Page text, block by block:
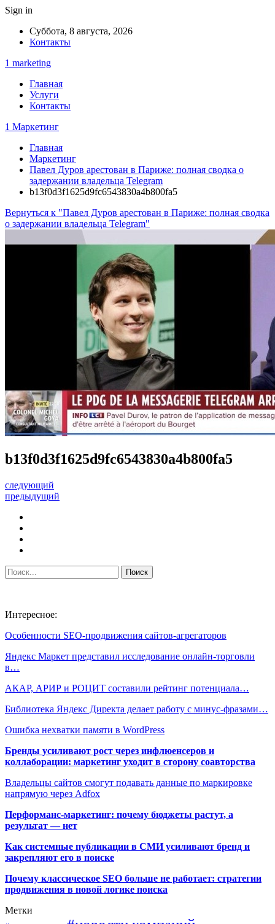
Sign in
Суббота, 8 августа, 2026
Контакты
1 marketing
Главная
Услуги
Контакты
1 Маркетинг
Главная
Маркетинг
Павел Дуров арестован в Париже: полная сводка о
задержании владельца Telegram
b13f0d3f1625d9fc6543830a4b800fa5
Вернуться к "Павел Дуров арестован в Париже: полная сводка
о задержании владельца Telegram"
b13f0d3f1625d9fc6543830a4b800fa5
следующий
предыдущий
Интересное:
Особенности SEO-продвижения сайтов-агрегаторов
Яндекс Маркет представил исследование онлайн-торговли
в…
АКАР, АРИР и РОЦИТ составили рейтинг потенциала…
Библиотека Яндекс Директа делает работу с минус-фразами…
Ошибка нехватки памяти в WordPress
Бренды усиливают рост через инфлюенсеров и
коллаборации: маркетинг уходит в сторону соавторства
Владельцы сайтов смогут подавать данные по маркировке
напрямую через Adfox
Перформанс-маркетинг: почему бюджеты растут, а
результат — нет
Как системные публикации в СМИ усиливают бренд и
закрепляют его в поиске
Почему классическое SEO больше не работает: стратегии
продвижения в новой логике поиска
Метки